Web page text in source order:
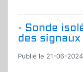
- Sonde
des
Publié le 21-06-2024